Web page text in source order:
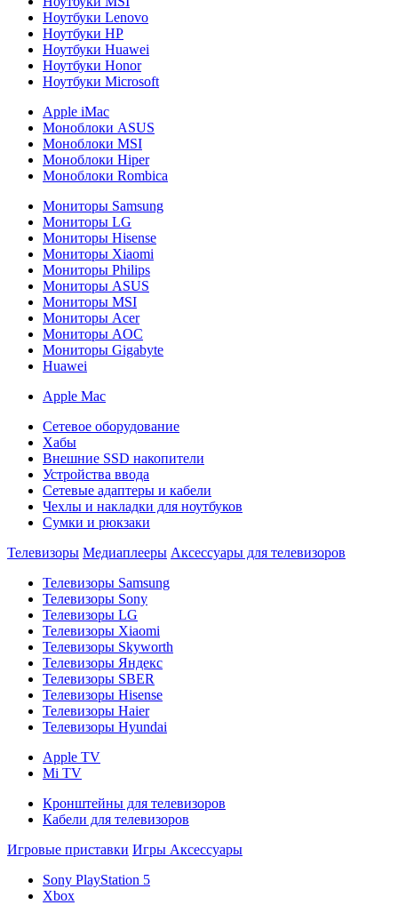
Ноутбуки Lenovo
Ноутбуки HP
Ноутбуки Huawei
Ноутбуки Honor
Ноутбуки Microsoft
Apple iMac
Моноблоки ASUS
Моноблоки MSI
Моноблоки Hiper
Моноблоки Rombica
Мониторы Samsung
Мониторы LG
Мониторы Hisense
Мониторы Xiaomi
Мониторы Philips
Мониторы ASUS
Мониторы MSI
Мониторы Acer
Мониторы AOC
Мониторы Gigabyte
Huawei
Apple Mac
Сетевое оборудование
Хабы
Внешние SSD накопители
Устройства ввода
Сетевые адаптеры и кабели
Чехлы и накладки для ноутбуков
Сумки и рюкзаки
Телевизоры Медиаплееры Аксессуары для телевизоров
Телевизоры Samsung
Телевизоры Sony
Телевизоры LG
Телевизоры Xiaomi
Телевизоры Skyworth
Телевизоры Яндекс
Телевизоры SBER
Телевизоры Hisense
Телевизоры Haier
Телевизоры Hyundai
Apple TV
Mi TV
Кронштейны для телевизоров
Кабели для телевизоров
Игровые приставки Игры Аксессуары
Sony PlayStation 5
Xbox